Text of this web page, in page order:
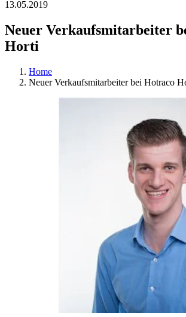
13.05.2019
Neuer Verkaufsmitarbeiter
Horti
Home
Neuer Verkaufsmitarbeiter bei Hotraco